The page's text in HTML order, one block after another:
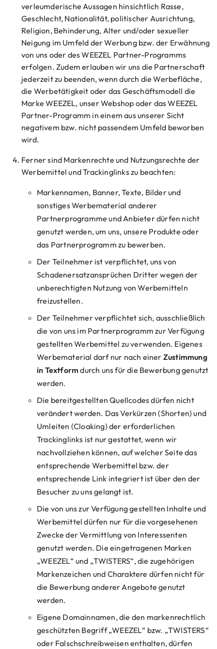
verleumderische Aussagen hinsichtlich Rasse,
Geschlecht, Nationalität, politischer Ausrichtung,
Religion, Behinderung, Alter und/oder sexueller
Neigung im Umfeld der Werbung bzw. der Erwähnung
von uns oder des WEEZEL Partner-Programms
erfolgen. Zudem erlauben wir uns die Partnerschaft
jederzeit zu beenden, wenn durch die Werbefläche,
die Werbetätigkeit oder das Geschäftsmodell die
Marke WEEZEL, unser Webshop oder das WEEZEL
Partner-Programm in einem aus unserer Sicht
negativem bzw. nicht passendem Umfeld beworben
wird.
Ferner sind Markenrechte und Nutzungsrechte der
Werbemittel und Trackinglinks zu beachten:
Markennamen, Banner, Texte, Bilder und
sonstiges Werbematerial anderer
Partnerprogramme und Anbieter dürfen nicht
genutzt werden, um uns, unsere Produkte oder
das Partnerprogramm zu bewerben.
Der Teilnehmer ist verpflichtet, uns von
Schadenersatzansprüchen Dritter wegen der
unberechtigten Nutzung von Werbemitteln
freizustellen.
Der Teilnehmer verpflichtet sich, ausschließlich
die von uns im Partnerprogramm zur Verfügung
gestellten Werbemittel zu verwenden. Eigenes
Werbematerial darf nur nach einer Zustimmung
in Textformdurch uns für die Bewerbung genutzt
werden.
Die bereitgestellten Quellcodes dürfen nicht
verändert werden. Das Verkürzen (Shorten) und
Umleiten (Cloaking) der erforderlichen
Trackinglinks ist nur gestattet, wenn wir
nachvollziehen können, auf welcher Seite das
entsprechende Werbemittel bzw. der
entsprechende Link integriert ist über den der
Besucher zu uns gelangt ist.
Die von uns zur Verfügung gestellten Inhalte und
Werbemittel dürfen nur für die vorgesehenen
Zwecke der Vermittlung von Interessenten
genutzt werden. Die eingetragenen Marken
„WEEZEL“ und „TWISTERS“, die zugehörigen
Markenzeichen und Charaktere dürfen nicht für
die Bewerbung anderer Angebote genutzt
werden.
Eigene Domainnamen, die den markenrechtlich
geschützten Begriff „WEEZEL“ bzw. „TWISTERS“
oder Falschschreibweisen enthalten, dürfen